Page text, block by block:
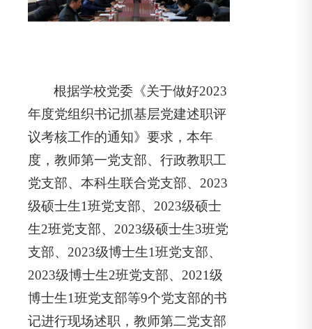
根据学校党委《关于做好2023
年度党组织书记抓基层党建述职评
议考核工作的通知》要求，本年
度，教师第一党支部、行政教职工
党支部、本科生联合党支部、2023
级硕士生1班党支部、2023级硕士
生2班党支部、2023级硕士生3班党
支部、2023级博士生1班党支部、
2023级博士生2班党支部、2021级
博士生1班党支部等9个党支部的书
记进行现场述职，教师第二党支部